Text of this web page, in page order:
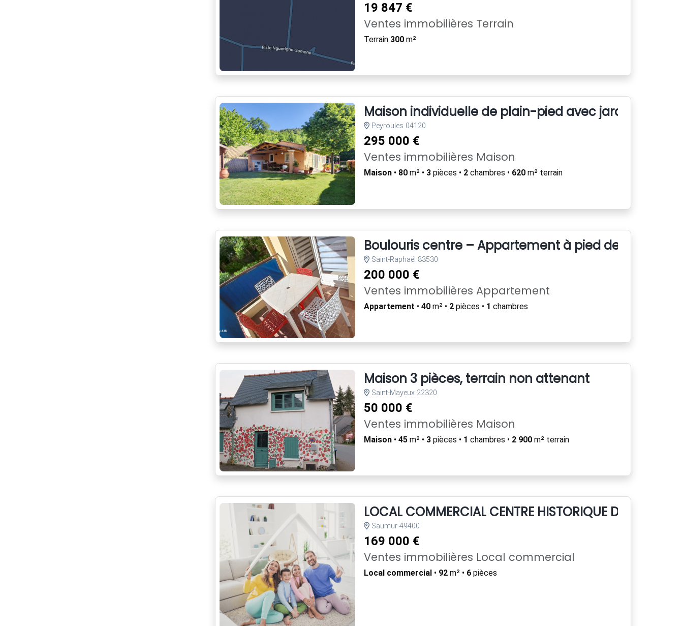
19 847 €
Ventes immobilières Terrain
Terrain 300m²
Maison individuelle de plain-pied avec jardin –
Peyroules 04120
295 000 €
Ventes immobilières Maison
Maison• 80m² • 3pièces • 2chambres • 620m² terrain
Boulouris centre – Appartement à pied des plages
Saint-Raphaël 83530
200 000 €
Ventes immobilières Appartement
Appartement • 40m² • 2pièces • 1 chambres
Maison 3 pièces, terrain non attenant
Saint-Mayeux 22320
50 000 €
Ventes immobilières Maison
Maison• 45m² • 3pièces • 1 chambres • 2 900m² terrain
LOCAL COMMERCIAL CENTRE HISTORIQUE DE
Saumur 49400
169 000 €
Ventes immobilières Local commercial
Local commercial• 92m² • 6pièces